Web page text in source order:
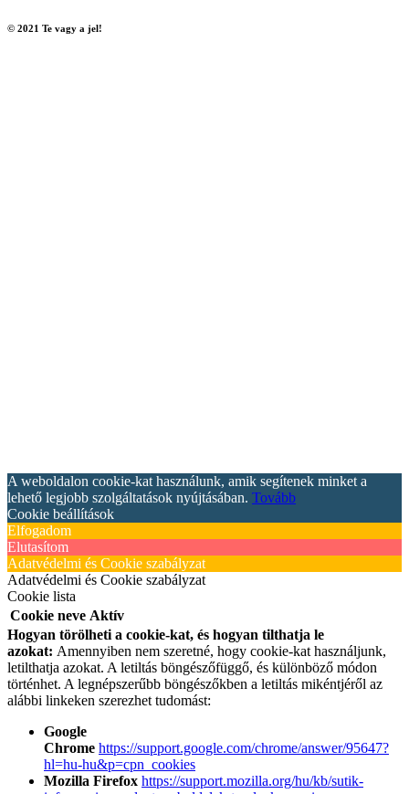
© 2021 Te vagy a jel!
A weboldalon cookie-kat használunk, amik segítenek minket a
lehető legjobb szolgáltatások nyújtásában. Tovább
Cookie beállítások
Elfogadom
Elutasítom
Adatvédelmi és Cookie szabályzat
Adatvédelmi és Cookie szabályzat
Cookie lista
Cookie neve Aktív
Hogyan törölheti a cookie-kat, és hogyan tilthatja le
azokat: Amennyiben nem szeretné, hogy cookie-kat használjunk,
letilthatja azokat. A letiltás böngészőfüggő, és különböző módon
történhet. A legnépszerűbb böngészőkben a letiltás mikéntjéről az
alábbi linkeken szerezhet tudomást:
Google
Chrome https://support.google.com/chrome/answer/95647?
hl=hu-hu&p=cpn_cookies
Mozilla Firefox https://support.mozilla.org/hu/kb/sutik-